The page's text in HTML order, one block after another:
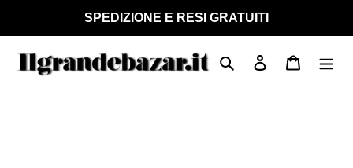
contenuti
SPEDIZIONE E RESI GRATUITI
Cerca Accedi Carrello